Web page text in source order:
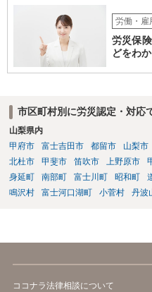
労働・雇
労災保
どをわ
市区町村別に労災認定・対応
山梨県内
甲府市
富士吉田市 都留市 山梨市
北杜市
甲斐市 笛吹市 上野原市
身延町
南部町 富士川町 昭和町
鳴沢村
富士河口湖町 小菅村 丹波
ココナラ法律相談について